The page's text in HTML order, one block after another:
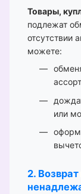
Товары,
подлежат
отсутствии
можете:
или
2.